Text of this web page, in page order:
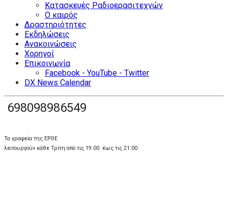
Κατασκευές Ραδιοερασιτεχνών
Ο καιρός
Δραστηριότητες
Εκδηλώσεις
Ανακοινώσεις
Χορηγοί
Επικοινωνία
Facebook - YouTube - Twitter
DX News Calendar
698098986549
Τα γραφεία της ΕΡΘΕ
λειτουργούν κάθε Τρίτη από τις 19:00 έως τις 21:00